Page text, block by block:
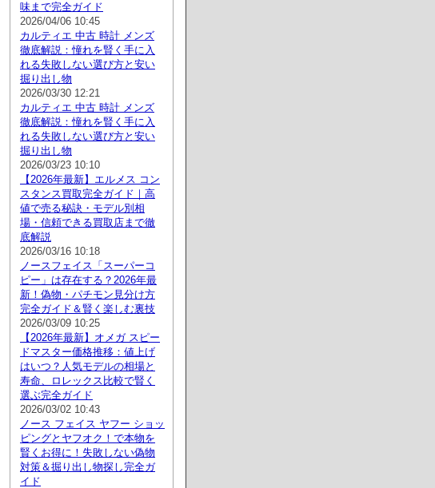
味まで完全ガイド
2026/04/06 10:45
カルティエ 中古 時計 メンズ
徹底解説：憧れを賢く手に入
れる失敗しない選び方と安い
掘り出し物
2026/03/30 12:21
カルティエ 中古 時計 メンズ
徹底解説：憧れを賢く手に入
れる失敗しない選び方と安い
掘り出し物
2026/03/23 10:10
【2026年最新】エルメス コン
スタンス買取完全ガイド｜高
値で売る秘訣・モデル別相
場・信頼できる買取店まで徹
底解説
2026/03/16 10:18
ノースフェイス「スーパーコ
ピー」は存在する？2026年最
新！偽物・パチモン見分け方
完全ガイド＆賢く楽しむ裏技
2026/03/09 10:25
【2026年最新】オメガ スピー
ドマスター価格推移：値上げ
はいつ？人気モデルの相場と
寿命、ロレックス比較で賢く
選ぶ完全ガイド
2026/03/02 10:43
ノース フェイス ヤフー ショッ
ピングとヤフオク！で本物を
賢くお得に！失敗しない偽物
対策＆掘り出し物探し完全ガ
イド